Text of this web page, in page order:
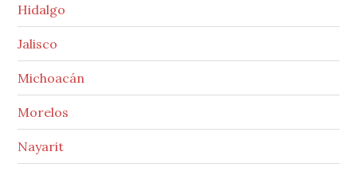
Hidalgo
Jalisco
Michoacán
Morelos
Nayarit